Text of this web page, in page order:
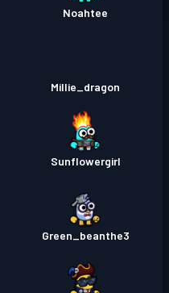
Noahtee
Millie_dragon
Sunflowergirl
Green_beanthe3